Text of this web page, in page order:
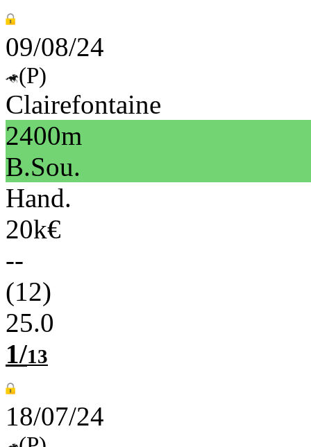
09/08/24
(P)
Clairefontaine
2400m
B.Sou.
Hand.
20k€
--
(12)
25.0
1/13
18/07/24